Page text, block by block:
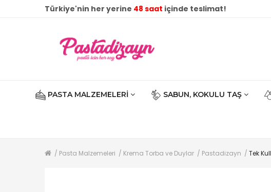
Türkiye'nin her yerine 48 saat içinde teslimat!
PASTA MALZEMELERI SABUN, KOKULU TAŞ
Pasta Malzemeleri Krema Torba ve Duylar Pastadizayn Tek